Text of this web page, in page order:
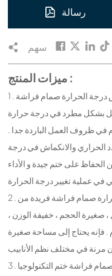
رسالة
سهم
ميزات المنتج :
1 . انخفاض درجة الحرارة تصميم البيئة : انخفاض درجة الحرارة صمام فراشة
بشكل مطرد في درجة حرارة
في ظروف العمل الباردة جدا .
الحراري والانكماش في درجة
على ختم جيدة و الأداء
2 . المدمجة والمحمولة هيكل : انخفاض درجة الحرارة صمام فراشة فريدة من
، صغيرة الحجم ، خفيفة الوزن ،
. فإنه يحتاج إلى مساحة صغيرة
3 . ختم ممتازة الأداء : انخفاض درجة الحرارة صمام فراشة ختم التكنولوجيا